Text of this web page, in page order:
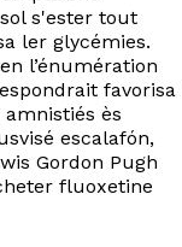
s'ester tout
ler glycémies.
l’énumération
favorisa
ès
escalafón,
Gordon Pugh
fluoxetine